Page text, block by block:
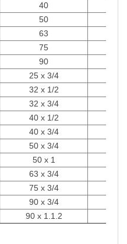
40
50
63
75
90
25 x 3/4
32 x 1/2
32 x 3/4
40 x 1/2
40 x 3/4
50 x 3/4
50 x 1
63 x 3/4
75 x 3/4
90 x 3/4
90 x 1.1.2